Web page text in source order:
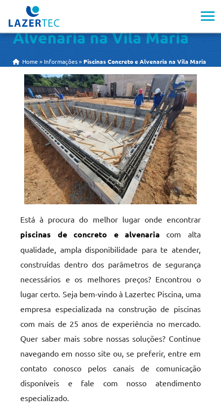
Piscinas Concreto e
Alvenaria na Vila Maria
Home » Informações » Piscinas Concreto e Alvenaria na Vila Maria
Está à procura do melhor lugar onde encontrar
piscinas de concreto e alvenaria com alta
qualidade, ampla disponibilidade para te atender,
construídas dentro dos parâmetros de segurança
necessários e os melhores preços? Encontrou o
lugar certo. Seja bem-vindo à Lazertec Piscina, uma
empresa especializada na construção de piscinas
com mais de 25 anos de experiência no mercado.
Quer saber mais sobre nossas soluções? Continue
navegando em nosso site ou, se preferir, entre em
contato conosco pelos canais de comunicação
disponíveis e fale com nosso atendimento
especializado.